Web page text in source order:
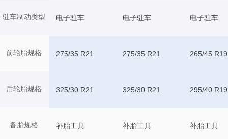
驻车制动类型
前轮胎规格
后轮胎规格
备胎规格
电子驻车 电子驻车 电子驻车
275/35 R21 275/35 R21 265/45 R19
325/30 R21 325/30 R21 295/40 R19
补胎工具 补胎工具 补胎工具